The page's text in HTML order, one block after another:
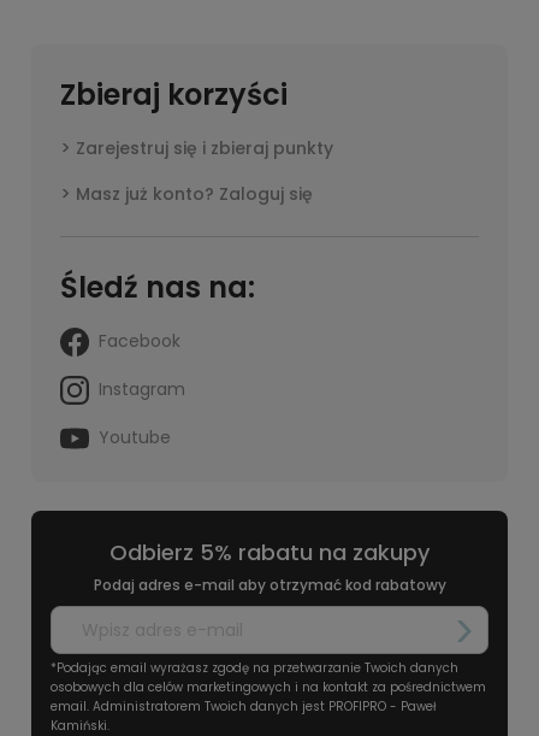
Zbieraj korzyści
Zarejestruj się i zbieraj punkty
Masz już konto? Zaloguj się
Śledź nas na:
Facebook
Instagram
Youtube
Odbierz 5% rabatu na zakupy
Podaj adres e-mail aby otrzymać kod rabatowy
*Podając email wyrażasz zgodę na przetwarzanie Twoich danych
osobowych dla celów marketingowych i na kontakt za pośrednictwem
email. Administratorem Twoich danych jest PROFIPRO - Paweł
Kamiński.